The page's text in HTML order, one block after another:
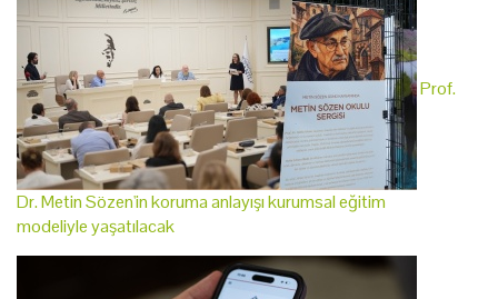
Prof.
Dr. Metin Sözen'in koruma anlayışı kurumsal eğitim
modeliyle yaşatılacak